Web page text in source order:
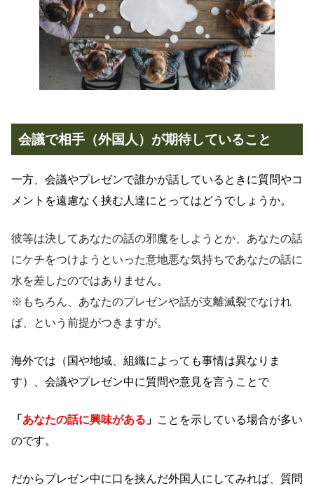
会議で相手（外国人）が期待していること
一方、会議やプレゼンで誰かが話しているときに質問やコ
メントを遠慮なく挟む人達にとってはどうでしょうか。
彼等は決してあなたの話の邪魔をしようとか、あなたの話
にケチをつけようといった意地悪な気持ちであなたの話に
水を差したのではありません。
※もちろん、あなたのプレゼンや話が支離滅裂でなけれ
ば、という前提がつきますが。
海外では（国や地域、組織によっても事情は異なりま
す）、会議やプレゼン中に質問や意見を言うことで
「 あなたの話に興味がある 」 ことを示している場合が多い
のです。
だからプレゼン中に口を挟んだ外国人にしてみれば、質問